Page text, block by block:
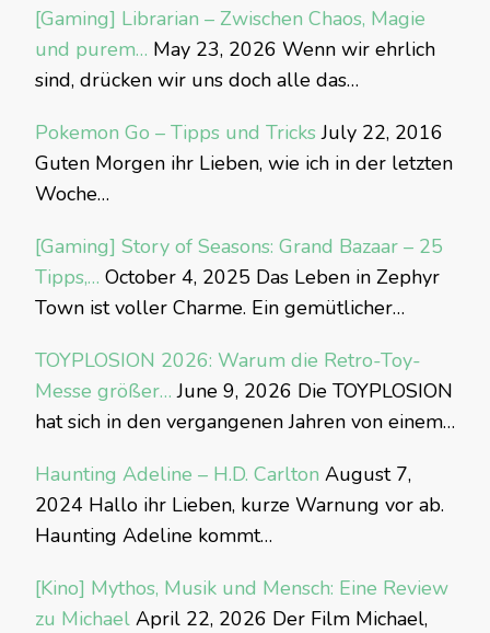
[Gaming] Librarian – Zwischen Chaos, Magie
und purem… May 23, 2026 Wenn wir ehrlich
sind, drücken wir uns doch alle das…
Pokemon Go – Tipps und Tricks July 22, 2016
Guten Morgen ihr Lieben, wie ich in der letzten
Woche…
[Gaming] Story of Seasons: Grand Bazaar – 25
Tipps,… October 4, 2025 Das Leben in Zephyr
Town ist voller Charme. Ein gemütlicher…
TOYPLOSION 2026: Warum die Retro-Toy-
Messe größer… June 9, 2026 Die TOYPLOSION
hat sich in den vergangenen Jahren von einem…
Haunting Adeline – H.D. Carlton August 7,
2024 Hallo ihr Lieben, kurze Warnung vor ab.
Haunting Adeline kommt…
[Kino] Mythos, Musik und Mensch: Eine Review
zu Michael April 22, 2026 Der Film Michael,